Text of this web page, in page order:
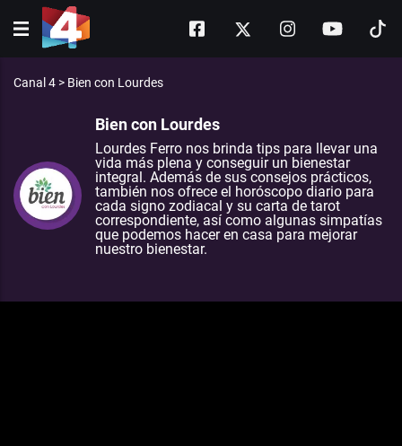
Canal 4 > Bien con Lourdes
Bien con Lourdes
Lourdes Ferro nos brinda tips para llevar una
vida más plena y conseguir un bienestar
integral. Además de sus consejos prácticos,
también nos ofrece el horóscopo diario para
cada signo zodiacal y su carta de tarot
correspondiente, así como algunas simpatías
que podemos hacer en casa para mejorar
nuestro bienestar.